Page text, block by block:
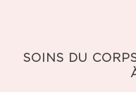
SOINS DU